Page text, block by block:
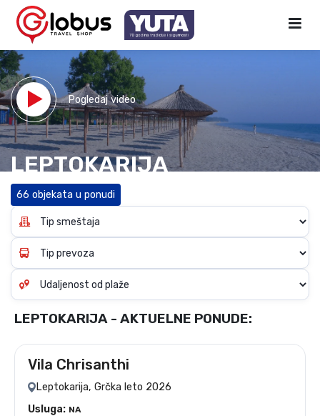
LEPTOKARIJA
66 objekata u ponudi
Pogledaj video
LEPTOKARIJA - AKTUELNE PONUDE:
Vila Chrisanthi
Leptokarija, Grčka leto 2026
Usluga: NA